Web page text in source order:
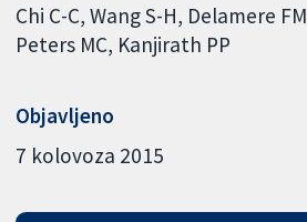
Chi C-C Wang S-H Delamere FM
Peters MC Kanjirath PP
Objavljeno
7 kolovoza 2015